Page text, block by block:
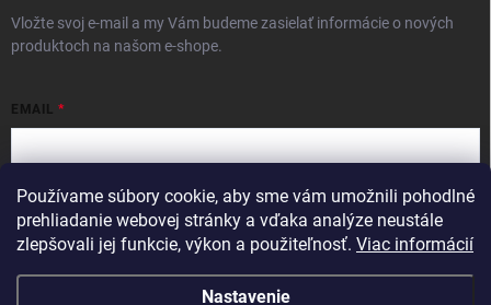
Používame súbory cookie, aby sme vám umožnili pohodlné
prehliadanie webovej stránky a vďaka analýze neustále
zlepšovali jej funkcie, výkon a použiteľnosť. Viac informácií
Nastavenie
Vložte svoj e-mail a my Vám budeme zasielať informácie o nových
produktoch na našom e-shope.
EMAIL
Vložením e-mailu súhlasíte spodmienkami ochrany osobných údajov
Prihlásiť sa